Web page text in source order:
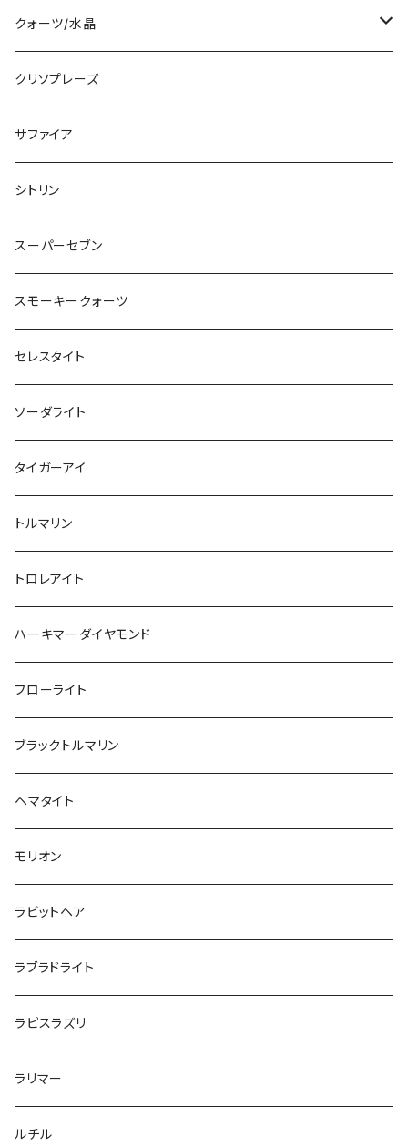
クォーツ/水晶
ブラジル産
コロンビア産
ヒマラヤ産
レムリアンクォーツ
クリソプレーズ
サファイア
シトリン
スーパーセブン
スモーキークォーツ
セレスタイト
ソーダライト
タイガーアイ
トルマリン
トロレアイト
ハーキマーダイヤモンド
フローライト
ブラックトルマリン
ヘマタイト
モリオン
ラビットヘア
ラブラドライト
ラピスラズリ
ラリマー
ルチル